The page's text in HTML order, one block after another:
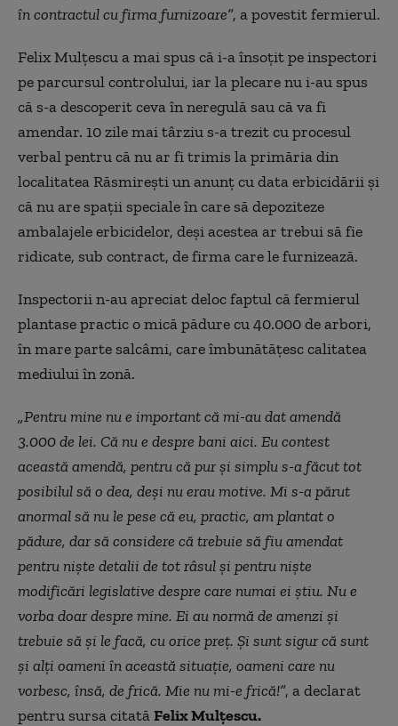
în contractul cu firma furnizoare”, a povestit fermierul.
Felix Mulțescu a mai spus că i-a însoțit pe inspectori
pe parcursul controlului, iar la plecare nu i-au spus
că s-a descoperit ceva în neregulă sau că va fi
amendar. 10 zile mai târziu s-a trezit cu procesul
verbal pentru că nu ar fi trimis la primăria din
localitatea Răsmirești un anunț cu data erbicidării și
că nu are spații speciale în care să depoziteze
ambalajele erbicidelor, deși acestea ar trebui să fie
ridicate, sub contract, de firma care le furnizează.
Inspectorii n-au apreciat deloc faptul că fermierul
plantase practic o mică pădure cu 40.000 de arbori,
în mare parte salcâmi, care îmbunătățesc calitatea
mediului în zonă.
„Pentru mine nu e important că mi-au dat amendă
3.000 de lei. Că nu e despre bani aici. Eu contest
această amendă, pentru că pur și simplu s-a făcut tot
posibilul să o dea, deși nu erau motive. Mi s-a părut
anormal să nu le pese că eu, practic, am plantat o
pădure, dar să considere că trebuie să fiu amendat
pentru niște detalii de tot râsul și pentru niște
modificări legislative despre care numai ei știu. Nu e
vorba doar despre mine. Ei au normă de amenzi și
trebuie să și le facă, cu orice preț. Și sunt sigur că sunt
și alți oameni în această situație, oameni care nu
vorbesc, însă, de frică. Mie nu mi-e frică!”, a declarat
pentru sursa citatăFelix Mulțescu.